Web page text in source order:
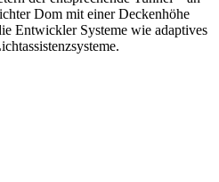
Dom mit einer Deckenhöhe
Entwickler Systeme wie adaptives